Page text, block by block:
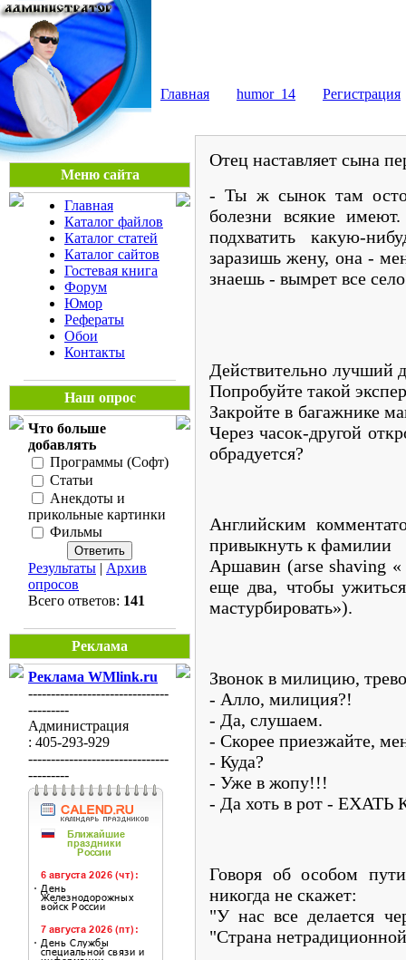
Главная humor_14 Регистрация
Меню сайта
Главная
Каталог файлов
Каталог статей
Каталог сайтов
Гостевая книга
Форум
Юмор
Рефераты
Обои
Контакты
Наш опрос
Что больше
добавлять
Программы (Софт)
Статьи
Анекдоты и
прикольные картинки
Фильмы
Результаты | Архив
опросов
Всего ответов: 141
Реклама
Реклама WMlink.ru
-------------------------------
---------
Администрация
: 405-293-929
-------------------------------
---------
Отец наставляет сына
- Ты ж сынок там
болезни всякие
подхватить какую-
заразишь жену, она -
знаешь - вымрет все
Действительно лучший
Попробуйте такой
Закройте в багажнике
Через часок-другой
обрадуется?
Английским
привыкнуть к фамилии
Аршавин (аrsе shаving «
еще два, чтобы
мастурбировать»).
Звонок в милицию,
- Алло, милиция?!
- Да, слушаем.
- Скорее приезжайте,
- Куда?
- Уже в жопу!!!
- Да хоть в рот -
Говоря об особом
никогда не скажет:
"У нас все делается
"Страна